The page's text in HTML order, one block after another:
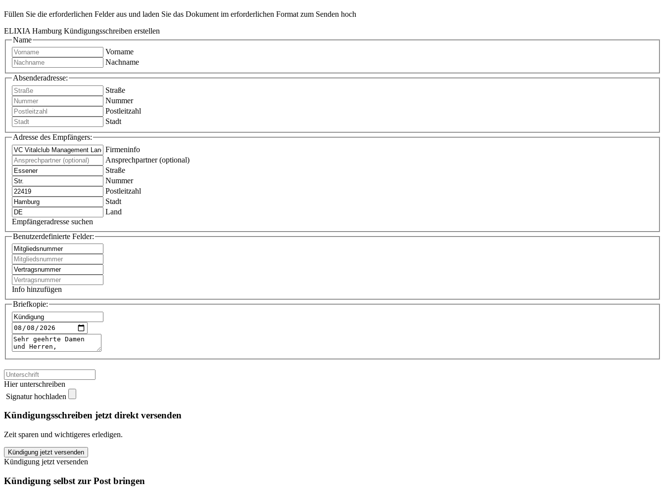
Füllen Sie die erforderlichen Felder aus und laden Sie das Dokument im erforderlichen Format zum Senden hoch
ELIXIA Hamburg Kündigungsschreiben erstellen
Name
Vorname
Nachname
Absenderadresse:
Straße
Nummer
Postleitzahl
Stadt
Adresse des Empfängers:
Firmeninfo
Ansprechpartner (optional)
Straße
Nummer
Postleitzahl
Stadt
Land
Empfängeradresse suchen
Benutzerdefinierte Felder:
Info hinzufügen
Briefkopie:
Hier unterschreiben
Signatur hochladen
Kündigungsschreiben jetzt direkt versenden
Zeit sparen und wichtigeres erledigen.
ELIXIA
Hamburg
kündigen
quantity
Kündigung jetzt versenden
Kündigung jetzt versenden
Kündigung selbst zur Post bringen